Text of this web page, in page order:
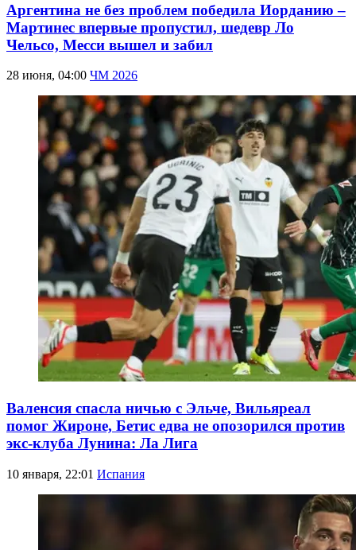
Аргентина не без проблем победила Иорданию –
Мартинес впервые пропустил, шедевр Ло
Чельсо, Месси вышел и забил
28 июня, 04:00 ЧМ 2026
Валенсия спасла ничью с Эльче, Вильяреал
помог Жироне, Бетис едва не опозорился против
экс-клуба Лунина: Ла Лига
10 января, 22:01 Испания